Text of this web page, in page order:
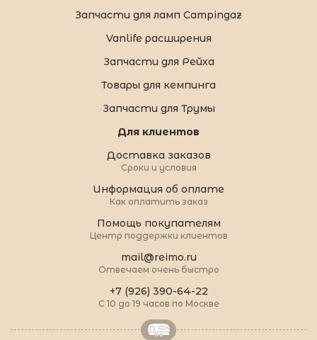
Запчасти для ламп Campingaz
Vanlife расширения
Запчасти для Рейха
Товары для кемпинга
Запчасти для Трумы
Для клиентов
Доставка заказов
Сроки и условия
Информация об оплате
Как оплатить заказ
Помощь покупателям
Центр поддержки клиентов
mail@reimo.ru
Отвечаем очень быстро
+7 (926) 390-64-22
С 10 до 19 часов по Москве